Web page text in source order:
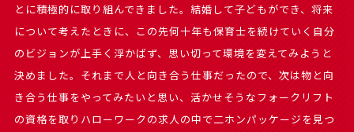
とに積極的に取り組んできました。結婚して子どもができ、将来
について考えたときに、この先何十年も保育士を続けていく自分
のビジョンが上手く浮かばず、思い切って環境を変えてみようと
決めました。それまで人と向き合う仕事だったので、次は物と向
き合う仕事をやってみたいと思い、活かせそうなフォークリフト
の資格を取りハローワークの求人の中で二ホンパッケージを見つ